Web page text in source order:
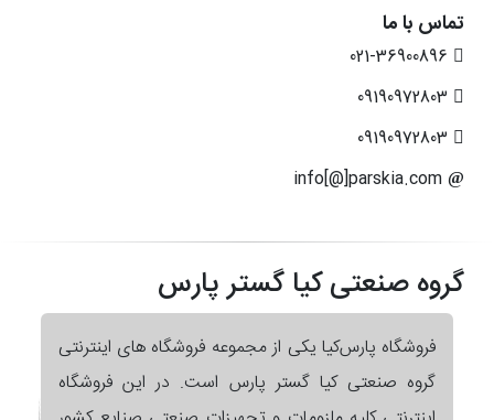
تماس با ما
گروه صنعتی کیا گستر پارس
فروشگاه پارس‌کیا یکی از مجموعه فروشگاه های اینترنتی
گروه صنعتی کیا گستر پارس است. در این فروشگاه